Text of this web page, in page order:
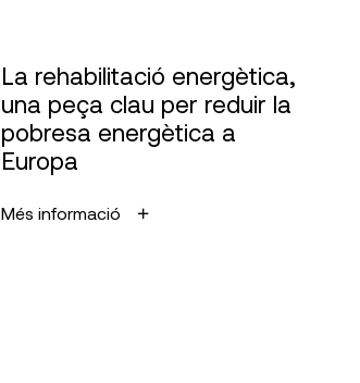
La rehabilitació energètica,
una peça clau per reduir la
pobresa energètica a
Europa
Més informació